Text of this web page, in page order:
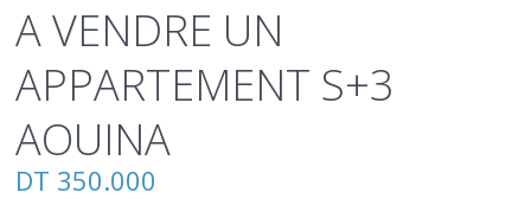
A VENDRE UN
APPARTEMENT S+3
AOUINA
DT 350.000